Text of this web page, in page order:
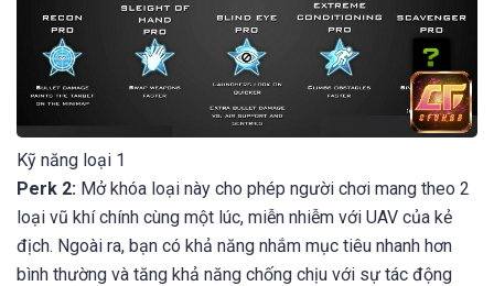
Kỹ năng loại 1
Perk 2: Mở khóa loại này cho phép người chơi mang theo 2
loại vũ khí chính cùng một lúc, miễn nhiễm với UAV của kẻ
địch. Ngoài ra, bạn có khả năng nhắm mục tiêu nhanh hơn
bình thường và tăng khả năng chống chịu với sự tác động